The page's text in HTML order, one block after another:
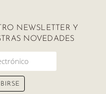
NEWSLETTER Y
NOVEDADES